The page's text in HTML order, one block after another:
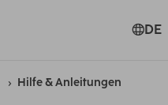
DE
Hilfe & Anleitungen